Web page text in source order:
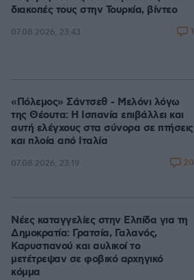
διακοπές τους στην Τουρκία, βίντεο
07.08.2026, 23:43 1
«Πόλεμος» Σάντσεθ - Μελόνι λόγω
της Θέουτα: Η Ισπανία επιβάλλει και
αυτή ελέγχους στα σύνορα σε πτήσεις
και πλοία από Ιταλία
07.08.2026, 23:19 20
Νέες καταγγελίες στην Ελπίδα για τη
Δημοκρατία: Γρατσία, Γαλανός,
Καρυστιανού και αυλικοί το
μετέτρεψαν σε φοβικό αρχηγικό
κόμμα